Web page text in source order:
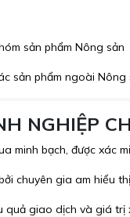
sản phẩm Nông sản
sản phẩm ngoài Nông
NGHIỆP
minh bạch, được xác
chuyên gia am hiểu
quả giao dịch và giá trị